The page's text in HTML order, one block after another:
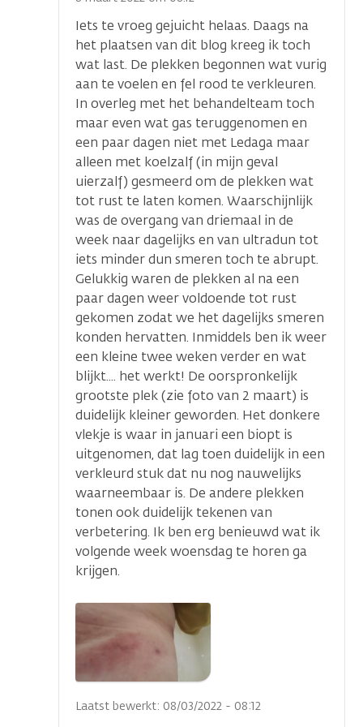
Iets te vroeg gejuicht helaas. Daags na
het plaatsen van dit blog kreeg ik toch
wat last. De plekken begonnen wat vurig
aan te voelen en fel rood te verkleuren.
In overleg met het behandelteam toch
maar even wat gas teruggenomen en
een paar dagen niet met Ledaga maar
alleen met koelzalf (in mijn geval
uierzalf) gesmeerd om de plekken wat
tot rust te laten komen. Waarschijnlijk
was de overgang van driemaal in de
week naar dagelijks en van ultradun tot
iets minder dun smeren toch te abrupt.
Gelukkig waren de plekken al na een
paar dagen weer voldoende tot rust
gekomen zodat we het dagelijks smeren
konden hervatten. Inmiddels ben ik weer
een kleine twee weken verder en wat
blijkt.... het werkt! De oorspronkelijk
grootste plek (zie foto van 2 maart) is
duidelijk kleiner geworden. Het donkere
vlekje is waar in januari een biopt is
uitgenomen, dat lag toen duidelijk in een
verkleurd stuk dat nu nog nauwelijks
waarneembaar is. De andere plekken
tonen ook duidelijk tekenen van
verbetering. Ik ben erg benieuwd wat ik
volgende week woensdag te horen ga
krijgen.
Laatst bewerkt: 08/03/2022 - 08:12